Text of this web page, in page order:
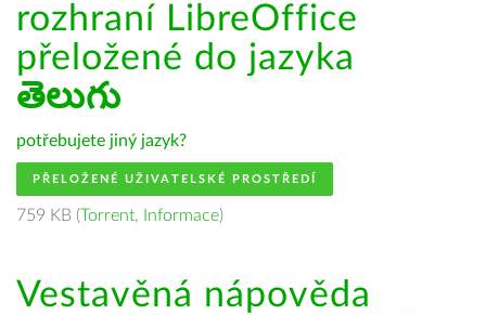
rozhraní LibreOffice
přeložené do jazyka
తెలుగు
potřebujete jiný jazyk?
PŘELOŽENÉ UŽIVATELSKÉ PROSTŘEDÍ
759 KB (Torrent, Informace)
Vestavěná nápověda